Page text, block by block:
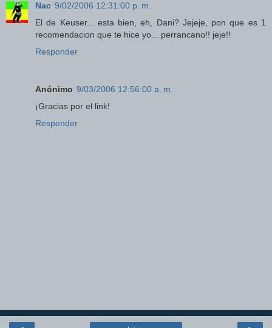
Nac 9/02/2006 12:31:00 p. m.
El de Keuser... esta bien, eh, Dani? Jejeje, pon que es 1
recomendacion que te hice yo... perrancano!! jeje!!
Responder
Anónimo 9/03/2006 12:56:00 a. m.
¡Gracias por el link!
Responder